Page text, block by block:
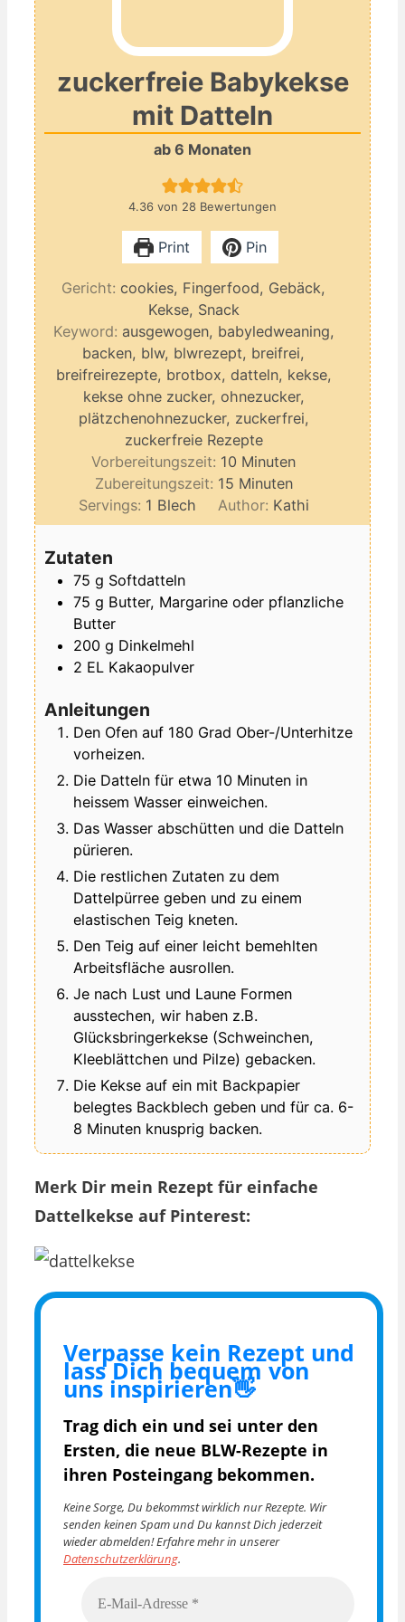
zuckerfreie Babykekse
mit Datteln
ab 6 Monaten
4.36 von 28 Bewertungen
Print Pin
Gericht: cookies, Fingerfood, Gebäck,
Kekse, Snack
Keyword: ausgewogen, babyledweaning,
backen, blw, blwrezept, breifrei,
breifreirezepte, brotbox, datteln, kekse,
kekse ohne zucker, ohnezucker,
plätzchenohnezucker, zuckerfrei,
zuckerfreie Rezepte
Vorbereitungszeit: 10 Minuten
Minuten
Zubereitungszeit: 15Minuten
Minuten
Servings: 1 Blech Author: Kathi
Zutaten
75 g Softdatteln
75 g Butter, Margarine oder pflanzliche
Butter
200 g Dinkelmehl
2 EL Kakaopulver
Anleitungen
Den Ofen auf 180 Grad Ober-/Unterhitze
vorheizen.
Die Datteln für etwa 10 Minuten in
heissem Wasser einweichen.
Das Wasser abschütten und die Datteln
pürieren.
Die restlichen Zutaten zu dem
Dattelpürree geben und zu einem
elastischen Teig kneten.
Den Teig auf einer leicht bemehlten
Arbeitsfläche ausrollen.
Je nach Lust und Laune Formen
ausstechen, wir haben z.B.
Glücksbringerkekse (Schweinchen,
Kleeblättchen und Pilze) gebacken.
Die Kekse auf ein mit Backpapier
belegtes Backblech geben und für ca. 6-
8 Minuten knusprig backen.
Merk Dir mein Rezept für einfache
Dattelkekse auf Pinterest:
Verpasse kein Rezept und
lass Dich bequem von
uns inspirieren👋
Trag dich ein und sei unter den
Ersten, die neue BLW-Rezepte in
ihren Posteingang bekommen.
Keine Sorge, Du bekommst wirklich nur Rezepte. Wir
senden keinen Spam und Du kannst Dich jederzeit
wieder abmelden! Erfahre mehr in unserer
Datenschutzerklärung.